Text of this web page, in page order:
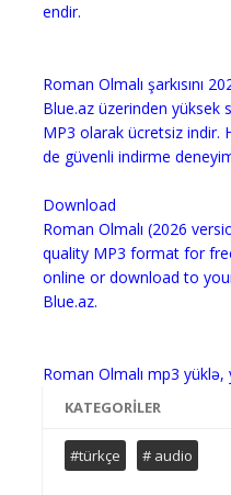
endir.
Roman Olmalı şarkısını
Blue.az üzerinden yüksek
MP3 olarak ücretsiz indir.
de güvenli indirme
Download
Roman Olmalı (2026
quality MP3 format for
online or download to
Blue.az.
KATEGORILER
#türkçe # audio